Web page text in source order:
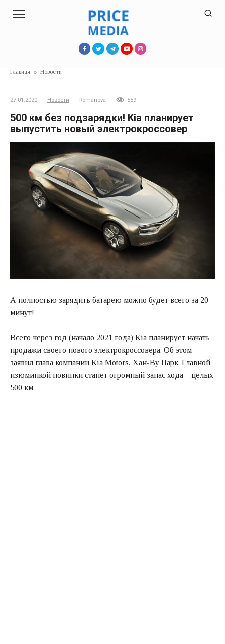
Главная » Новости
27.01.2020 Новости Romanova 559
500 км без подзарядки! Kia планирует
выпустить новый электрокроссовер
А полностью зарядить батарею можно будет всего за 20
минут!
Всего через год (начало 2021 года) Kia планирует начать
продажи своего нового электрокроссовера. Об этом
заявил глава компании Kia Motors, Хан-Ву Парк. Главной
изюминкой новинки станет огромный запас хода – целых
500 км.